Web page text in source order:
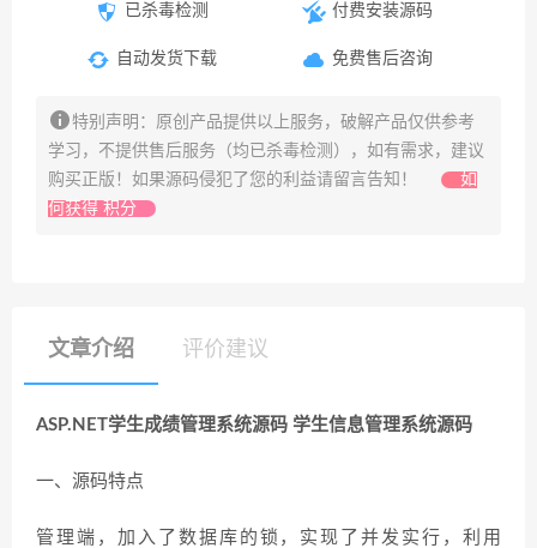
已杀毒检测
自动发货下载
付费安装源码
免费售后咨询
特别声明：原创产品提供以上服务，破解产品仅供参考
学习，不提供售后服务（均已杀毒检测），如有需求，建议
购买正版！如果源码侵犯了您的利益请留言告知！
如
何获得 积分
文章介绍 评价建议
ASP.NET学生成绩管理系统源码 学生信息管理系统源码
一、源码特点
管理端，加入了数据库的锁，实现了并发实行，利用